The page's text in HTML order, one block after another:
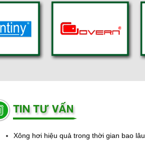
Xông hơi hiệu quả trong thời gian bao lâu